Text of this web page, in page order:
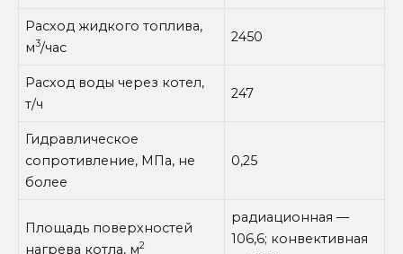
Расход жидкого топлива,
м3/час
2450
Расход воды через котел,
т/ч
247
Гидравлическое
сопротивление, МПа, не
более
0,25
Площадь поверхностей
нагрева котла, м2
радиационная —
106,6; конвективная